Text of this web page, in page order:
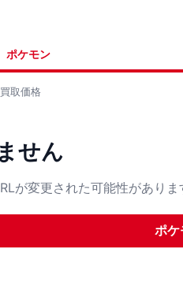
ポケモン
買取価格
せん
が変更された可能性がありま
ポケ